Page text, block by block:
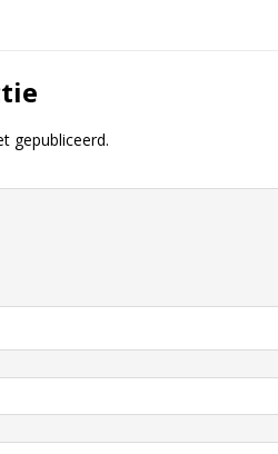
gepubliceerd.